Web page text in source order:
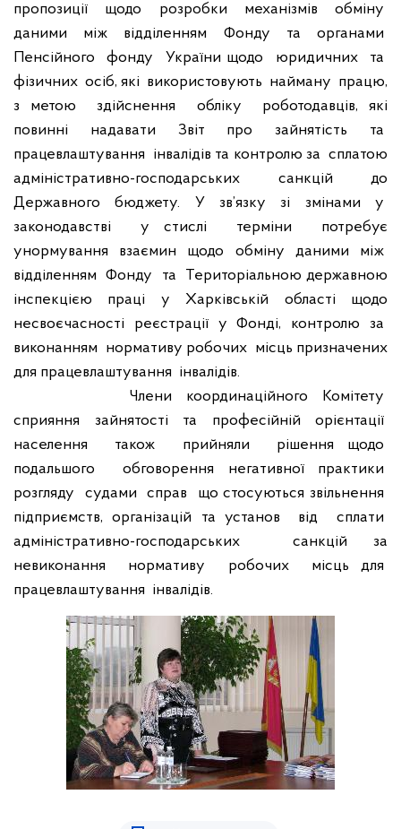
пропозиції
щодо розробки механізмів
обміну
даними
між відділенням Фонду та
органами
Пенсійного
фонду України щодо юридичних
та
фізичних осіб, які використовують найману працю,
з метою
здійснення обліку
роботодавців, які
повинні
надавати Звіт про зайнятість
та
працевлаштування інвалідів та контролю за сплатою
адміністративно-господарських
санкцій
до
Державного
бюджету. У зв’язку зі змінами
у
законодавстві
у стислі терміни
потребує
унормування
взаємин щодо обміну даними
між
відділенням Фонду та
Територіальною державною
інспекцією праці у Харківській області щодо
несвоєчасності реєстрації у Фонді, контролю за
виконанням нормативу робочих місць призначених
для працевлаштування інвалідів.
Члени
координаційного
Комітету
сприяння
зайнятості та професійній
орієнтації
населення
також прийняли
рішення щодо
подальшого
обговорення негативної практики
розгляду
судами справ
що стосуються звільнення
підприємств, організацій та установ
від
сплати
адміністративно-господарських
санкцій за
невиконання
нормативу робочих
місць для
працевлаштування інвалідів.